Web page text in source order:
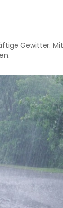
Gewitter. Mit